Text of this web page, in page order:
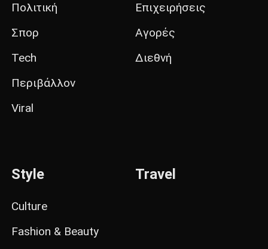
Πολιτική
Σπορ
Tech
Περιβάλλον
Viral
Επιχειρήσεις
Αγορές
Διεθνή
Style
Culture
Fashion & Beauty
Travel